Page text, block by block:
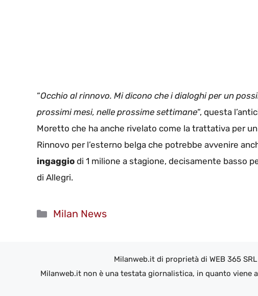
“Occhio al rinnovo. Mi dicono che i dialoghi per un
prossimi mesi, nelle prossime settimane“, questa
Moretto che ha anche rivelato come la trattativa per
Rinnovo per l’esterno belga che potrebbe avvenire
ingaggio di 1 milione a stagione, decisamente basso
di Allegri.
Categorie
Milan News
Milanweb.it di proprietà di WEB 365
Milanweb.it non è una testata giornalistica, in quanto